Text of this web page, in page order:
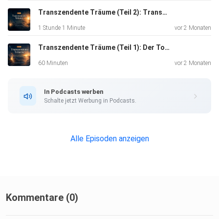
Anstatt vor Monstern, Schatten oder bedrohlichen
Gestalten zu
zuwenden, vertrauen, loslassen.
Transzendente Träume (Teil 2): Transformation durch den Traum-Tod
1 Stunde 1 Minute vor 2 Monaten
Transzendente Träume (Teil 1): Der Tod im Traum als Tor zur Heilung
60 Minuten vor 2 Monaten
In Podcasts werben
Schalte jetzt Werbung in Podcasts.
Alle Episoden anzeigen
Kommentare (0)